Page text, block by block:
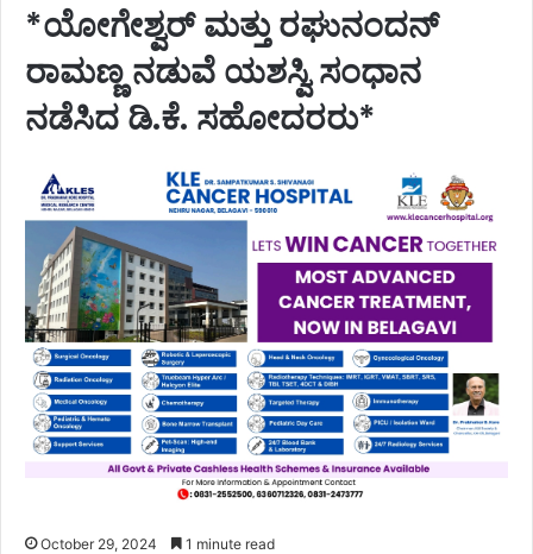
*ಯೋಗೇಶ್ವರ್ ಮತ್ತು ರಘುನಂದನ್
ರಾಮಣ್ಣ ನಡುವೆ ಯಶಸ್ವಿ ಸಂಧಾನ
ನಡೆಸಿದ ಡಿ.ಕೆ. ಸಹೋದರರು*
October 29, 2024 1 minute read